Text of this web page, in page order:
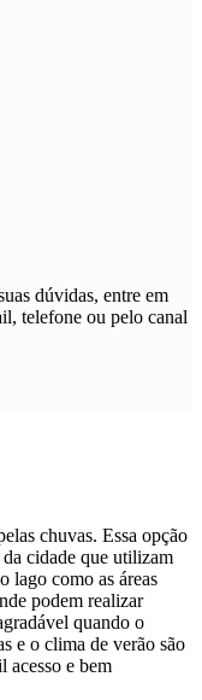
dúvidas, entre em
telefone ou pelo canal
chuvas. Essa opção
cidade que utilizam
lago como as áreas
podem realizar
quando o
e o clima de verão são
acesso e bem